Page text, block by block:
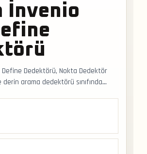
İnvenio
Dedektörü, Nokta Dedektör
arama dedektörü sınıfında
beklentisi, hedef boyutu, mineralli
geneli kargo ve mağazadan
ve teslimat desteği hızlıca